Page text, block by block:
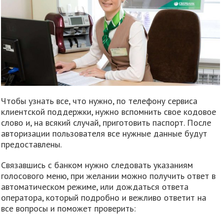
Чтобы узнать все, что нужно, по телефону сервиса
клиентской поддержки, нужно вспомнить свое кодовое
слово и, на всякий случай, приготовить паспорт. После
авторизации пользователя все нужные данные будут
предоставлены.
Связавшись с банком нужно следовать указаниям
голосового меню, при желании можно получить ответ в
автоматическом режиме, или дождаться ответа
оператора, который подробно и вежливо ответит на
все вопросы и поможет проверить: